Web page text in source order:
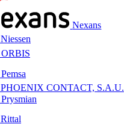
Nexans
Niessen
ORBIS
Pemsa
PHOENIX CONTACT, S.A.U.
Prysmian
Rittal